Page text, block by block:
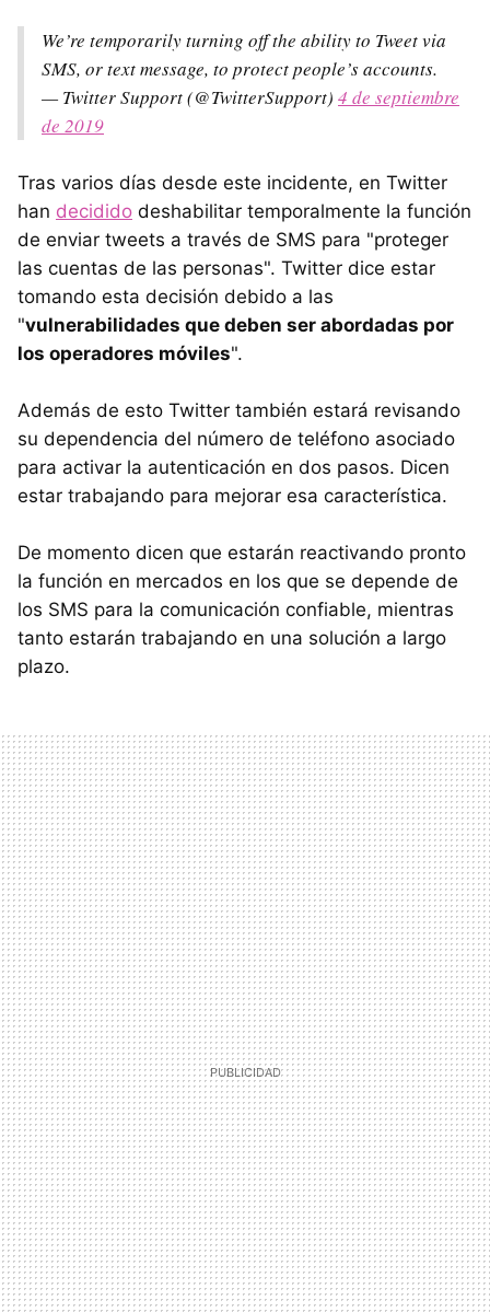
We’re temporarily turning off the ability to Tweet via
SMS, or text message, to protect people’s accounts.
— Twitter Support (@TwitterSupport) 4 de septiembre
de 2019
Tras varios días desde este incidente, en Twitter
han decidido deshabilitar temporalmente la función
de enviar tweets a través de SMS para "proteger
las cuentas de las personas". Twitter dice estar
tomando esta decisión debido a las
"vulnerabilidades que deben ser abordadas por
los operadores móviles".
Además de esto Twitter también estará revisando
su dependencia del número de teléfono asociado
para activar la autenticación en dos pasos. Dicen
estar trabajando para mejorar esa característica.
De momento dicen que estarán reactivando pronto
la función en mercados en los que se depende de
los SMS para la comunicación confiable, mientras
tanto estarán trabajando en una solución a largo
plazo.